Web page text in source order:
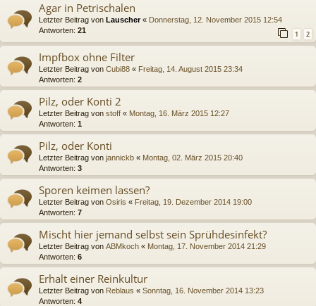
Agar in Petrischalen
Letzter Beitrag von Lauscher« Donnerstag, 12. November 2015 12:54
Antworten: 21 1 2
Impfbox ohne Filter
Letzter Beitrag von Cubi88 « Freitag, 14. August 2015 23:34
Antworten: 2
Pilz, oder Konti 2
Letzter Beitrag von stoff « Montag, 16. März 2015 12:27
Antworten: 1
Pilz, oder Konti
Letzter Beitrag von jannickb « Montag, 02. März 2015 20:40
Antworten: 3
Sporen keimen lassen?
Letzter Beitrag von Osiris « Freitag, 19. Dezember 2014 19:00
Antworten: 7
Mischt hier jemand selbst sein Sprühdesinfekt?
Letzter Beitrag von ABMkoch « Montag, 17. November 2014 21:29
Antworten: 6
Erhalt einer Reinkultur
Letzter Beitrag von Reblaus « Sonntag, 16. November 2014 13:23
Antworten: 4